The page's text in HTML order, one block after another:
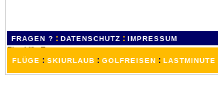
FRAGEN ? : DATENSCHUTZ : IMPRESSUM
FLÜGE : SKIURLAUB : GOLFREISEN : LASTMINUTE